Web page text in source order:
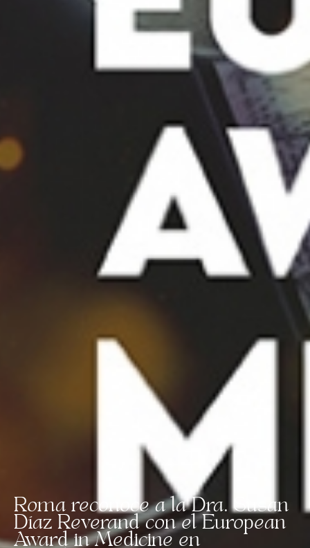
Roma reconoce a la Dra. Susan
Díaz Reverand con el European
Award in Medicine en